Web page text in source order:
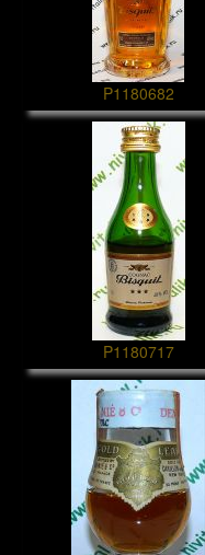
P1180682
P1180717